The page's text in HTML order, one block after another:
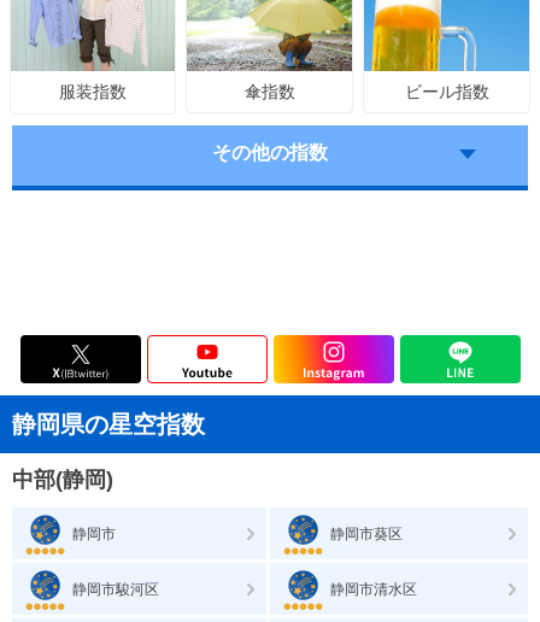
服装指数 傘指数 ビール指数
その他の指数
静岡県の星空指数
中部(静岡)
静岡市 静岡市葵区
静岡市駿河区 静岡市清水区